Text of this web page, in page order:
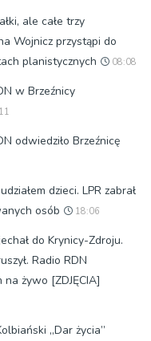
ale całe trzy
Wojnicz przystąpi do
planistycznych
08:08
w Brzeźnicy
odwiedziło Brzeźnicę
dzieci. LPR zabrał
osób
18:06
do Krynicy-Zdroju.
Radio RDN
żywo [ZDJĘCIA]
„Dar życia”